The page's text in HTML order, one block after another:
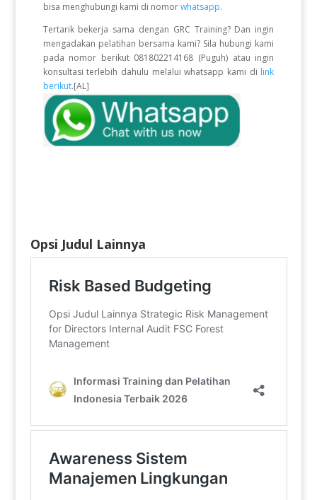
bisa menghubungi kami di nomorwhatsapp.
Tertarik bekerja sama dengan GRC Training? Dan ingin
mengadakan pelatihan bersama kami? Sila hubungi kami
pada nomor berikut 081802214168 (Puguh) atau ingin
konsultasi terlebih dahulu melalui whatsapp kami di link
berikut.[AL]
Opsi Judul Lainnya